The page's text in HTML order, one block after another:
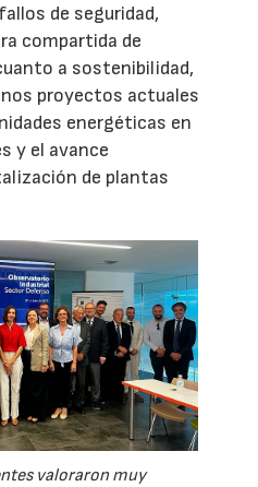
de seguridad,
compartida de
a sostenibilidad,
proyectos actuales
energéticas en
y el avance
de plantas
valoraron muy